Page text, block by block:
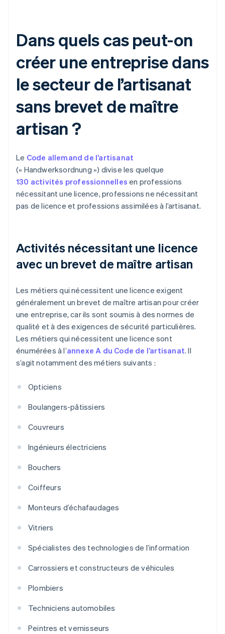
Dans quels cas peut-on
créer une entreprise dans
le secteur de l’artisanat
sans brevet de maître
artisan ?
Le Code allemand de l’artisanat
(« Handwerksordnung ») divise les quelque
130 activités professionnelles en professions
nécessitant une licence, professions ne nécessitant
pas de licence et professions assimilées à l’artisanat.
Activités nécessitant une licence
avec un brevet de maître artisan
Les métiers qui nécessitent une licence exigent
généralement un brevet de maître artisan pour créer
une entreprise, car ils sont soumis à des normes de
qualité et à des exigences de sécurité particulières.
Les métiers qui nécessitent une licence sont
énumérées à l’annexe A du Code de l’artisanat. Il
s’agit notamment des métiers suivants :
Opticiens
Boulangers-pâtissiers
Couvreurs
Ingénieurs électriciens
Bouchers
Coiffeurs
Monteurs d’échafaudages
Vitriers
Spécialistes des technologies de l’information
Carrossiers et constructeurs de véhicules
Plombiers
Techniciens automobiles
Peintres et vernisseurs